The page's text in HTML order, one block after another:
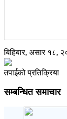
बिहिबार, असार १८,
तपाईको प्रतिक्रिया
सम्बन्धित समाचार